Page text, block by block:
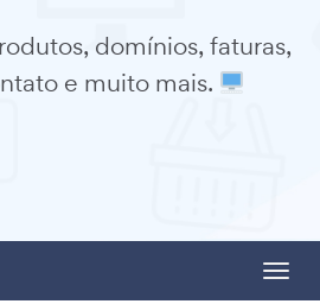
domínios, faturas,
e muito mais.